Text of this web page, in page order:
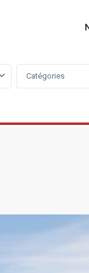
Catégories